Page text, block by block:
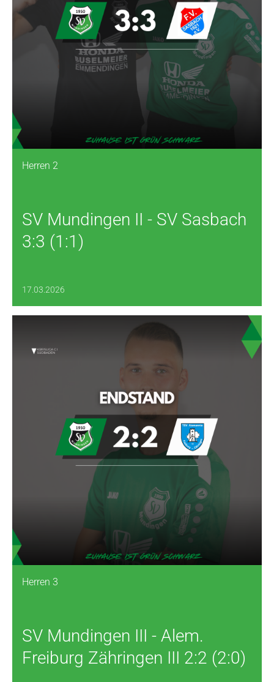
Herren 2
SV Mundingen II - SV Sasbach
3:3 (1:1)
17.03.2026
Herren 3
SV Mundingen III - Alem.
Freiburg Zähringen III 2:2 (2:0)